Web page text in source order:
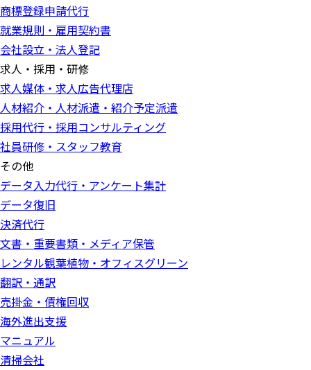
商標登録申請代行
就業規則・雇用契約書
会社設立・法人登記
求人・採用・研修
求人媒体・求人広告代理店
人材紹介・人材派遣・紹介予定派遣
採用代行・採用コンサルティング
社員研修・スタッフ教育
その他
データ入力代行・アンケート集計
データ復旧
決済代行
文書・重要書類・メディア保管
レンタル観葉植物・オフィスグリーン
翻訳・通訳
売掛金・債権回収
海外進出支援
マニュアル
清掃会社